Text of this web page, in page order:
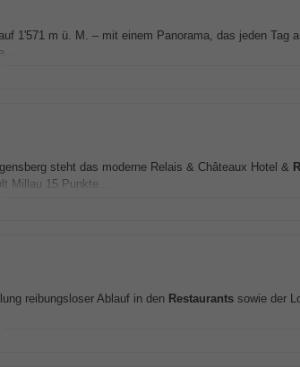
1'571 m ü. M. – mit einem Panorama, das jeden Tag
steht das moderne Relais & Châteaux Hotel &
Millau 15 Punkte...
reibungsloser Ablauf in den Restaurants sowie der